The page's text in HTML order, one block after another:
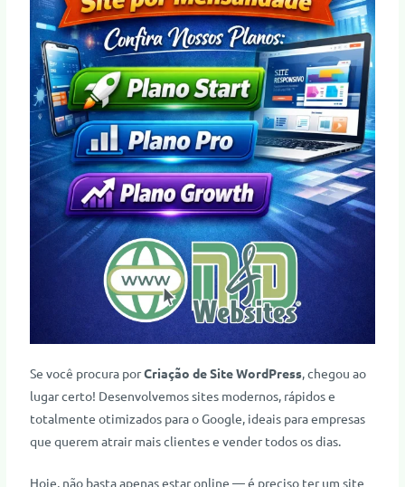
Se você procura porCriação de Site WordPress, chegou ao
lugar certo! Desenvolvemos sites modernos, rápidos e
totalmente otimizados para o Google, ideais para empresas
que querem atrair mais clientes e vender todos os dias.
Hoje, não basta apenas estar online — é preciso ter um site